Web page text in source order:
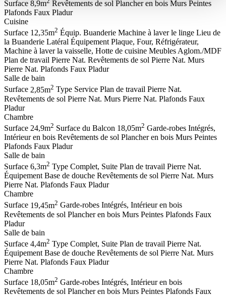
Surface 8,9m Revêtements de sol Plancher en bois Murs Peintes
Plafonds Faux Pladur
Cuisine
Surface 12,35m2 Équip. Buanderie Machine à laver le linge Lieu de
la Buanderie Latéral Équipement Plaque, Four, Réfrigérateur,
Machine à laver la vaisselle, Hotte de cuisine Meubles Aglom./MDF
Plan de travail Pierre Nat. Revêtements de sol Pierre Nat. Murs
Pierre Nat. Plafonds Faux Pladur
Salle de bain
Surface 2,85m2 Type Service Plan de travail Pierre Nat.
Revêtements de sol Pierre Nat. Murs Pierre Nat. Plafonds Faux
Pladur
Chambre
Surface 24,9m2 Surface du Balcon 18,05m2 Garde-robes Intégrés,
Intérieur en bois Revêtements de sol Plancher en bois Murs Peintes
Plafonds Faux Pladur
Salle de bain
Surface 6,3m2 Type Complet, Suite Plan de travail Pierre Nat.
Équipement Base de douche Revêtements de sol Pierre Nat. Murs
Pierre Nat. Plafonds Faux Pladur
Chambre
Surface 19,45m2 Garde-robes Intégrés, Intérieur en bois
Revêtements de sol Plancher en bois Murs Peintes Plafonds Faux
Pladur
Salle de bain
Surface 4,4m2 Type Complet, Suite Plan de travail Pierre Nat.
Équipement Base de douche Revêtements de sol Pierre Nat. Murs
Pierre Nat. Plafonds Faux Pladur
Chambre
Surface 18,05m2 Garde-robes Intégrés, Intérieur en bois
Revêtements de sol Plancher en bois Murs Peintes Plafonds Faux